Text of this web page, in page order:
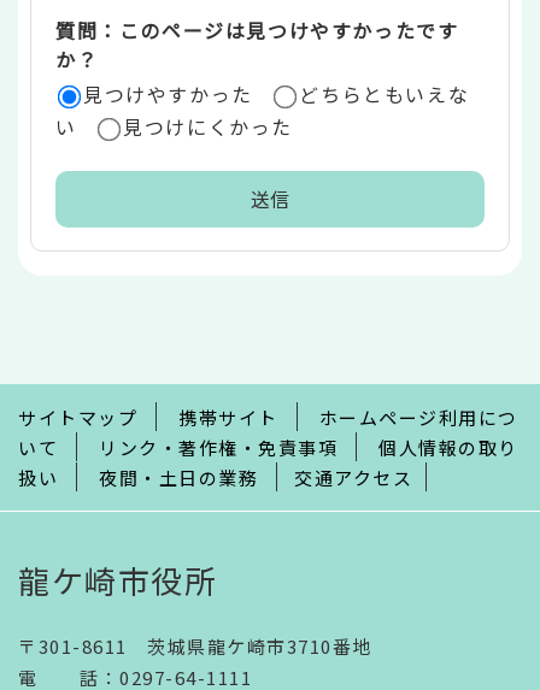
質問：このページは見つけやすかったです
か？
見つけやすかった
どちらともいえな
い
見つけにくかった
で
サイトマップ 携帯サイト
ホームページ利用につ
いて
リンク・著作権・免責事項
個人情報の取り
扱い
夜間・土日の業務 交通アクセス
龍ケ崎市役所
〒301-8611 茨城県龍ケ崎市3710番地
電話 ： 0297-64-1111